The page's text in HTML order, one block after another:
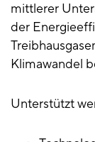
mittlerer
der
Klimawandel
Unterstützt